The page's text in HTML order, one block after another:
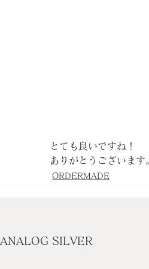
とても良いですね！
ありがとうございます
ORDERMADE
ANALOG SILVER